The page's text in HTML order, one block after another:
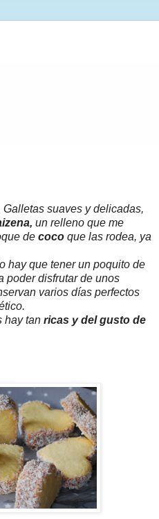
Galletas suaves y delicadas,
un relleno que me
de coco que las rodea, ya
hay que tener un poquito de
poder disfrutar de unos
varios días perfectos
hay tan ricas y del gusto de